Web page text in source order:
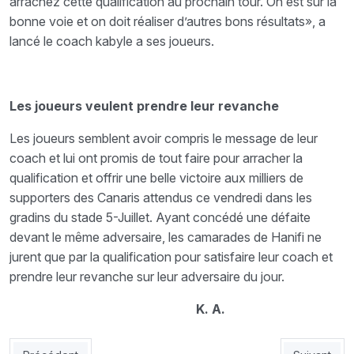
bonne voie et on doit réaliser d’autres bons résultats», a
lancé le coach kabyle a ses joueurs.
Les joueurs veulent prendre leur revanche
Les joueurs semblent avoir compris le message de leur
coach et lui ont promis de tout faire pour arracher la
qualification et offrir une belle victoire aux milliers de
supporters des Canaris attendus ce vendredi dans les
gradins du stade 5-Juillet. Ayant concédé une défaite
devant le même adversaire, les camarades de Hanifi ne
jurent que par la qualification pour satisfaire leur coach et
prendre leur revanche sur leur adversaire du jour.
K. A.